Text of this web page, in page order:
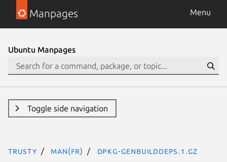
Manpages Menu
Ubuntu Manpages
Toggle side navigation
trusty man(fr) dpkg-genbuilddeps.1.gz